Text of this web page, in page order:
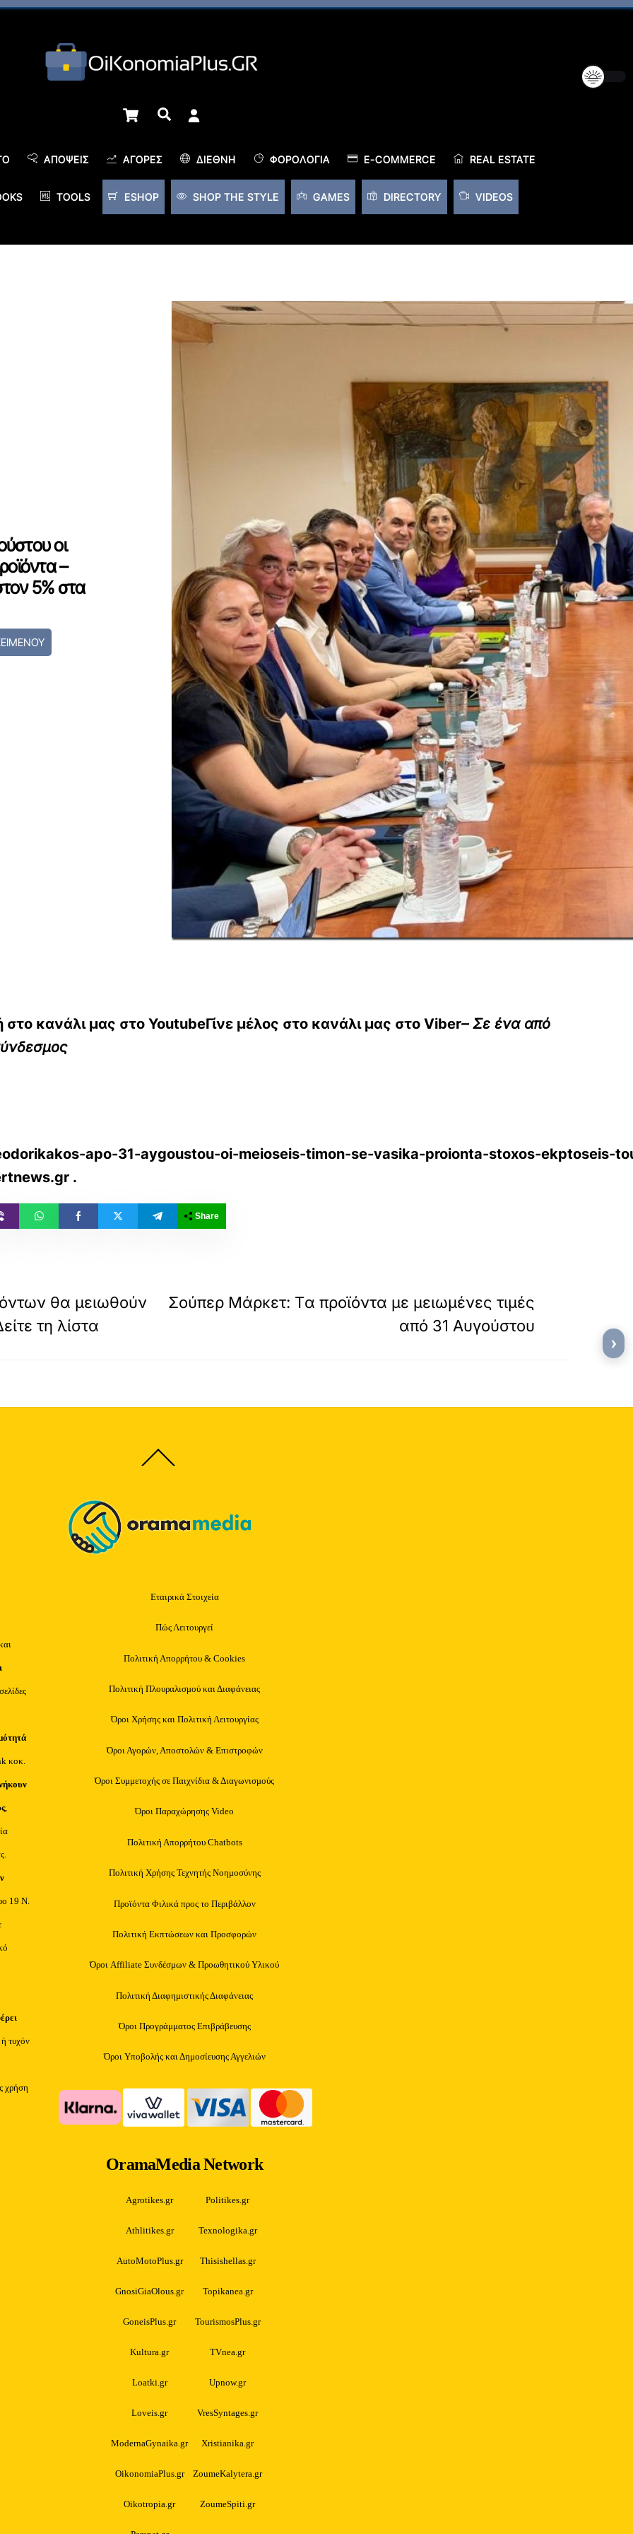
Cart Αναζήτηση
ΑΠΌΨΕΙΣ ΑΓΟΡΈΣ ΔΙΕΘΝΉ ΦΟΡΟΛΟΓΊΑ E-COMMERCE REAL ESTATE
TOOLS ESHOP SHOP THE STYLE GAMES DIRECTORY VIDEOS
οι
–
5% στα
κανάλι μας στο YoutubeΓίνε μέλος στο κανάλι μας στο Viber– Σε ένα από
apo-31-aygoustou-oi-meioseis-timon-se-vasika-proionta-stoxos-ekptoseis-
.
Share
θα μειωθούν
τη λίστα
Σούπερ Μάρκετ: Tα προϊόντα με μειωμένες τιμές
από 31 Αυγούστου
Back
To
κοκ.
,
19 Ν.
ή τυχόν
χρήση
Εταιρικά Στοιχεία
Πώς Λειτουργεί
Πολιτική Απορρήτου & Cookies
Πολιτική Πλουραλισμού και Διαφάνειας
Όροι Χρήσης και Πολιτική Λειτουργίας
Όροι Αγορών, Αποστολών & Επιστροφών
Όροι Συμμετοχής σε Παιχνίδια & Διαγωνισμούς
Όροι Παραχώρησης Video
Πολιτική Απορρήτου Chatbots
Πολιτική Χρήσης Τεχνητής Νοημοσύνης
Προϊόντα Φιλικά προς το Περιβάλλον
Πολιτική Εκπτώσεων και Προσφορών
Όροι Affiliate Συνδέσμων & Προωθητικού Υλικού
Πολιτική Διαφημιστικής Διαφάνειας
Όροι Προγράμματος Επιβράβευσης
Όροι Υποβολής και Δημοσίευσης Αγγελιών
OramaMedia Network
Agrotikes.gr Politikes.gr
Athlitikes.gr Texnologika.gr
AutoMotoPlus.gr Thisishellas.gr
GnosiGiaOlous.gr Topikanea.gr
GoneisPlus.gr TourismosPlus.gr
Kultura.gr TVnea.gr
Loatki.gr Upnow.gr
Loveis.gr VresSyntages.gr
ModernaGynaika.gr Xristianika.gr
OikonomiaPlus.gr ZoumeKalytera.gr
Oikotropia.gr ZoumeSpiti.gr
›